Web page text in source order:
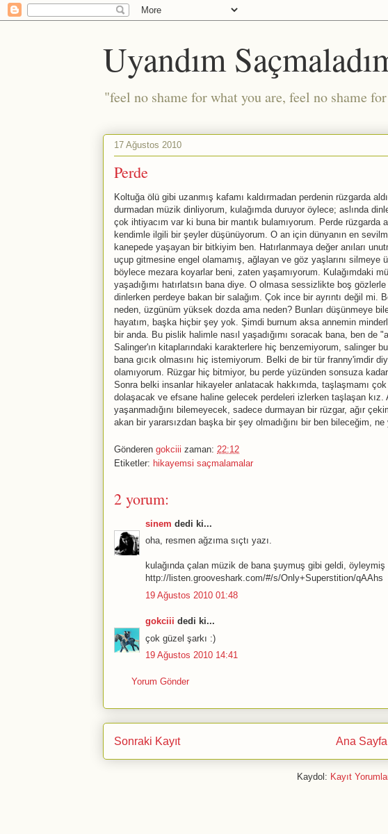
Uyandım
"feel no shame for what you are, feel no shame
17 Ağustos 2010
Perde
Koltuğa ölü gibi uzanmış kafamı kaldırmadan perdenin rüzgarda
durmadan müzik dinliyorum, kulağımda duruyor öylece; aslında
çok ihtiyacım var ki buna bir mantık bulamıyorum. Perde rüzgarda
kendimle ilgili bir şeyler düşünüyorum. O an için dünyanın en
kanepede yaşayan bir bitkiyim ben. Hatırlanmaya değer anıları
uçup gitmesine engel olamamış, ağlayan ve göz yaşlarını silmeye
böylece mezara koyarlar beni, zaten yaşamıyorum. Kulağımdaki
yaşadığımı hatırlatsın bana diye. O olmasa sessizlikte boş
dinlerken perdeye bakan bir salağım. Çok ince bir ayrıntı değil mi.
neden, üzgünüm yüksek dozda ama neden? Bunları düşünmeye
hayatım, başka hiçbir şey yok. Şimdi burnum aksa annemin
bir anda. Bu pislik halimle nasıl yaşadığımı soracak bana, ben de
Salinger'ın kitaplarındaki karakterlere hiç benzemiyorum, salinger
bana gıcık olmasını hiç istemiyorum. Belki de bir tür franny'imdir
olamıyorum. Rüzgar hiç bitmiyor, bu perde yüzünden sonsuza
Sonra belki insanlar hikayeler anlatacak hakkımda, taşlaşmamı
dolaşacak ve efsane haline gelecek perdeleri izlerken taşlaşan
yaşanmadığını bilemeyecek, sadece durmayan bir rüzgar, ağır
akan bir yararsızdan başka bir şey olmadığını bir ben bileceğim,
Gönderen gokciii zaman: 22:12
Etiketler: hikayemsi saçmalamalar
2 yorum:
sinem dedi ki...
oha, resmen ağzıma sıçtı yazı.
kulağında çalan müzik de bana şuymuş gibi geldi, öyleymiş
http://listen.grooveshark.com/#/s/Only+Superstition/qAAhs
19 Ağustos 2010 01:48
gokciii dedi ki...
çok güzel şarkı :)
19 Ağustos 2010 14:41
Yorum Gönder
Sonraki Kayıt Ana Sayfa
Kaydol: Kayıt